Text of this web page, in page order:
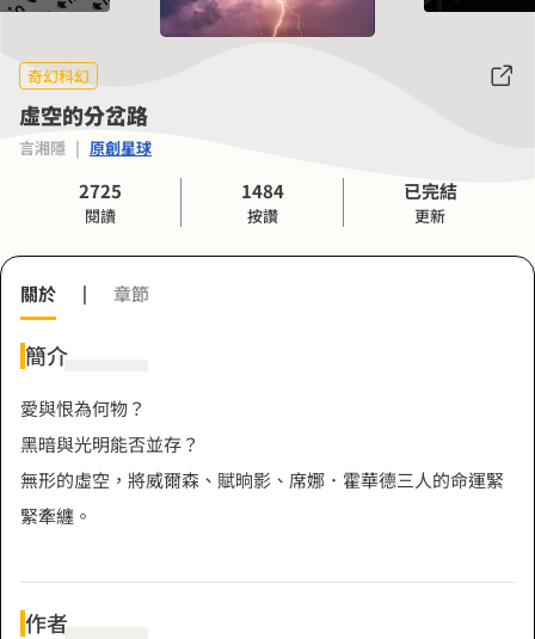
奇幻科幻
虛空的分岔路
言湘隱 | 原創星球
2725
閱讀
1484
按讚
已完結
更新
關於 | 章節
簡介
愛與恨為何物？
黑暗與光明能否並存？
無形的虛空，將威爾森、賦晌影、席娜．霍華德三人的命運緊
緊牽纏。
作者